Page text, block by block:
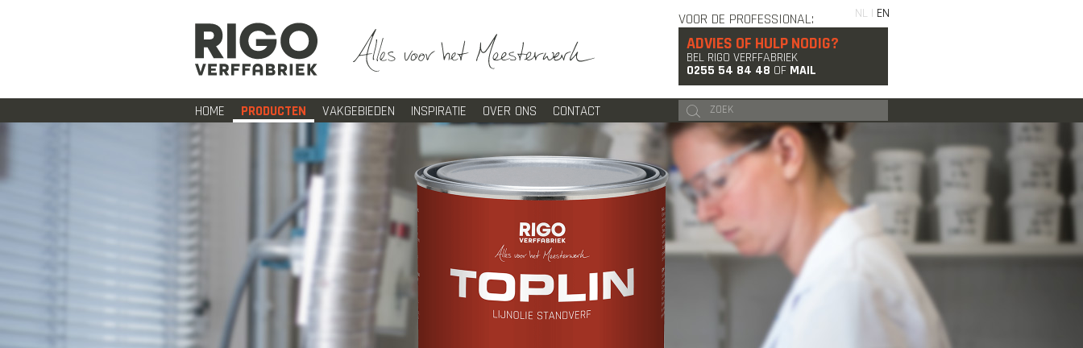
NL | EN
VOOR DE PROFESSIONAL:
ADVIES OF HULP NODIG?
BEL RIGO VERFFABRIEK
0255 54 84 48 OF MAIL
HOME PRODUCTEN VAKGEBIEDEN INSPIRATIE OVER ONS CONTACT